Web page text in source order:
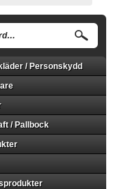
/ Personskydd
/ Pallbock